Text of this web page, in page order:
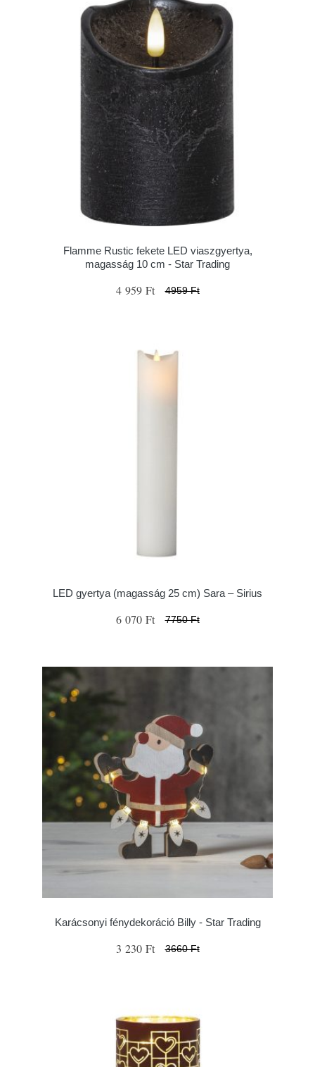
Flamme Rustic fekete LED viaszgyertya,
magasság 10 cm - Star Trading
4 959 Ft 4959 Ft
LED gyertya (magasság 25 cm) Sara – Sirius
6 070 Ft 7750 Ft
Karácsonyi fénydekoráció Billy - Star Trading
3 230 Ft 3660 Ft